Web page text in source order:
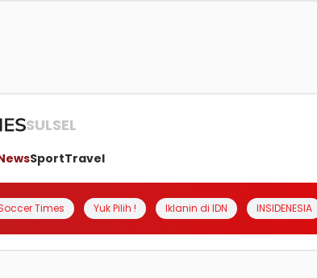
SULSEL
SportTravel
Times Yuk Pilih ! Iklanin di IDN INSIDENESIA